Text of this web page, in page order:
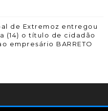
de Extremoz entregou
(14) o título de cidadão
empresário BARRETO